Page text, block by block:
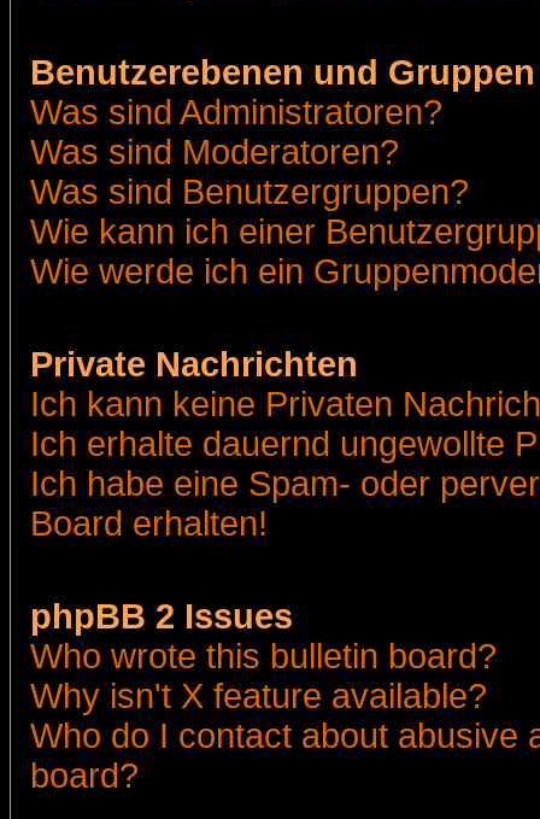
Benutzerebenen und Gruppen
Was sind Administratoren?
Was sind Moderatoren?
Was sind Benutzergruppen?
Wie kann ich einer
Wie werde ich ein
Private Nachrichten
Ich kann keine Privaten
Ich erhalte dauernd ungewollte
Ich habe eine Spam- oder
Board erhalten!
phpBB 2 Issues
Who wrote this bulletin board?
Why isn't X feature available?
Who do I contact about abusive
board?